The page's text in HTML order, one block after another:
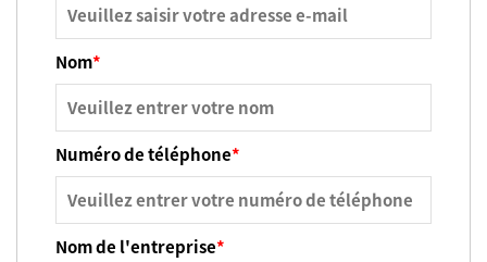
Nom*
Numéro de téléphone*
Nom de l'entreprise*